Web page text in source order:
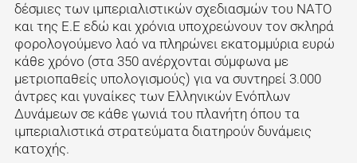
δέσμιες των ιμπεριαλιστικών σχεδιασμών του ΝΑΤΟ
και της Ε.Ε εδώ και χρόνια υποχρεώνουν τον σκληρά
φορολογούμενο λαό να πληρώνει εκατομμύρια ευρώ
κάθε χρόνο (στα 350 ανέρχονται σύμφωνα με
μετριοπαθείς υπολογισμούς) για να συντηρεί 3.000
άντρες και γυναίκες των Ελληνικών Ενόπλων
Δυνάμεων σε κάθε γωνιά του πλανήτη όπου τα
ιμπεριαλιστικά στρατεύματα διατηρούν δυνάμεις
κατοχής.